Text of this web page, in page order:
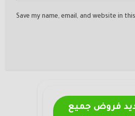
Save my name, email, and website in
فروض جميع